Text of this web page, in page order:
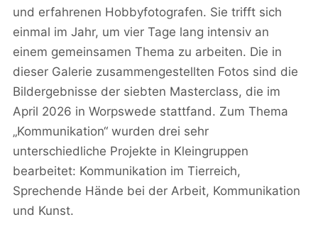
und erfahrenen Hobbyfotografen. Sie trifft sich
einmal im Jahr, um vier Tage lang intensiv an
einem gemeinsamen Thema zu arbeiten. Die in
dieser Galerie zusammengestellten Fotos sind die
Bildergebnisse der siebten Masterclass, die im
April 2026 in Worpswede stattfand. Zum Thema
„Kommunikation“ wurden drei sehr
unterschiedliche Projekte in Kleingruppen
bearbeitet: Kommunikation im Tierreich,
Sprechende Hände bei der Arbeit, Kommunikation
und Kunst.